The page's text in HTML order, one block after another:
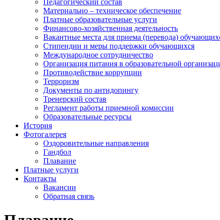
Педагогический состав
Материально – техническое обеспечение
Платные образовательные услуги
Финансово-хозяйственная деятельность
Вакантные места для приема (перевода)
Стипендии и меры поддержки обучающихся
Международное сотрудничество
Организация питания в образовательной
Противодействие коррупции
Терроризм
Документы по антидопингу
Тренерский состав
Регламент работы приемной комиссии
Образовательные ресурсы
История
Фотогалерея
Оздоровительные направления
Гандбол
Плавание
Платные услуги
Контакты
Вакансии
Обратная связь